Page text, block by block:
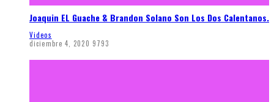
Joaquin EL Guache & Brandon Solano Son Los Dos Calentanos.
Videos
diciembre 4, 2020 9793